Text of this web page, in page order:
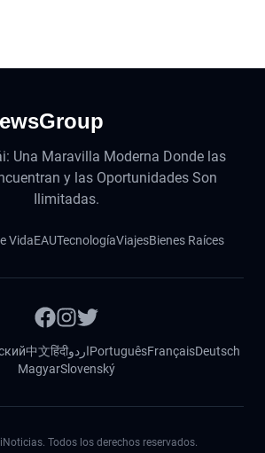
Una Maravilla Moderna Donde las
y las Oportunidades Son
Ilimitadas.
VidaEAUTecnologíaViajesBienes Raíces
中文हिंदीاردوPortuguêsFrançaisDeutsch
MagyarSlovenský
Todos los derechos reservados.